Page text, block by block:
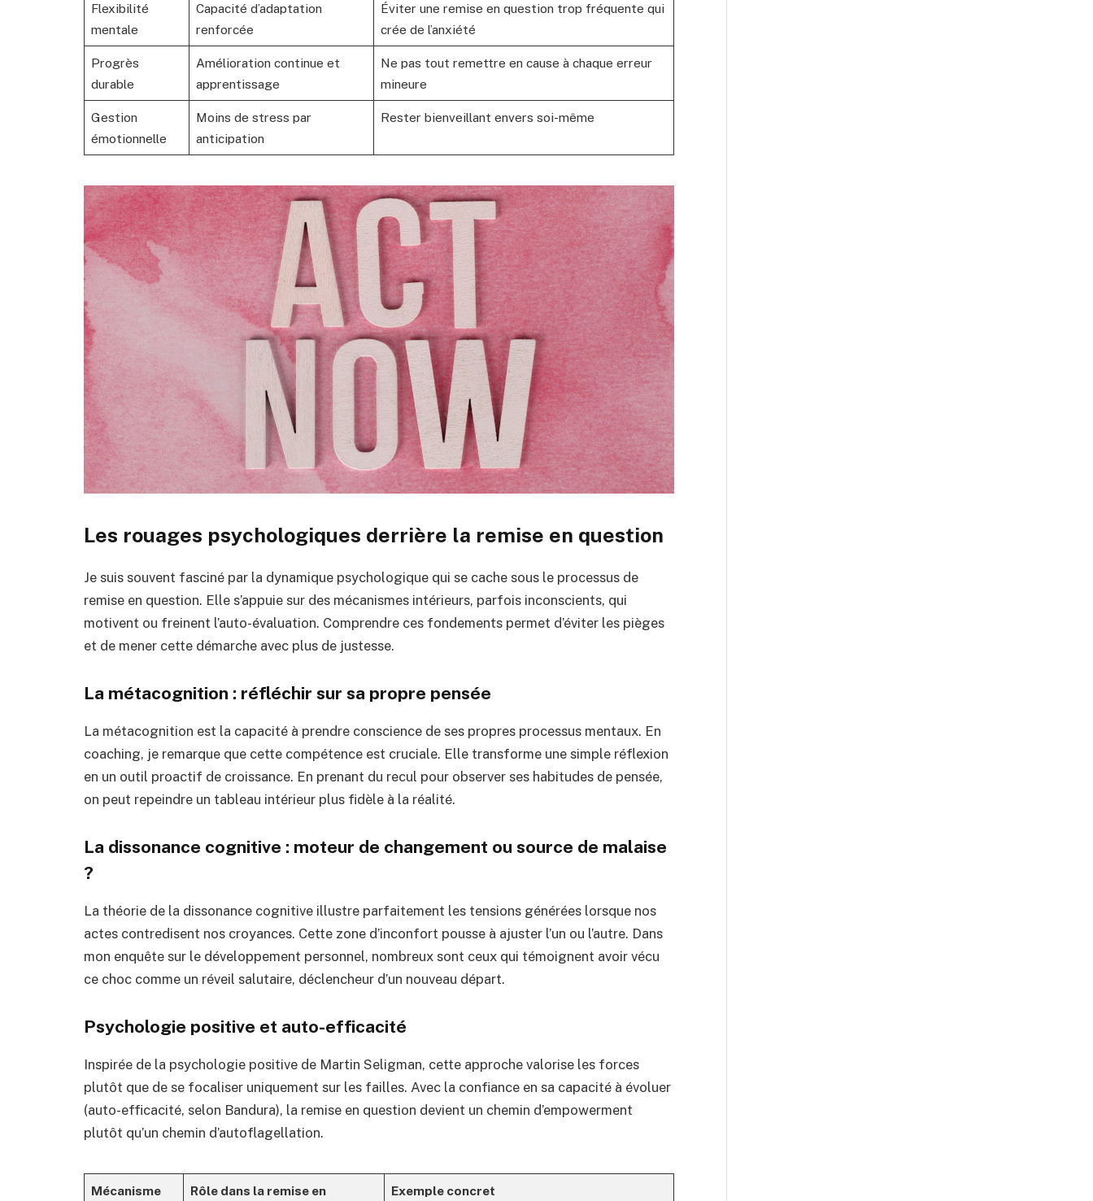
Flexibilité
mentale
Capacité d’adaptation
renforcée
Éviter une remise en question trop fréquente qui
crée de l’anxiété
Progrès
durable
Amélioration continue et
apprentissage
Ne pas tout remettre en cause à chaque erreur
mineure
Gestion
émotionnelle
Moins de stress par
anticipation
Rester bienveillant envers soi-même
Les rouages psychologiques derrière la remise en question
Je suis souvent fasciné par la dynamique psychologique qui se cache sous le processus de
remise en question. Elle s’appuie sur des mécanismes intérieurs, parfois inconscients, qui
motivent ou freinent l’auto-évaluation. Comprendre ces fondements permet d’éviter les pièges
et de mener cette démarche avec plus de justesse.
La métacognition : réfléchir sur sa propre pensée
La métacognition est la capacité à prendre conscience de ses propres processus mentaux. En
coaching, je remarque que cette compétence est cruciale. Elle transforme une simple réflexion
en un outil proactif de croissance. En prenant du recul pour observer ses habitudes de pensée,
on peut repeindre un tableau intérieur plus fidèle à la réalité.
La dissonance cognitive : moteur de changement ou source de malaise
?
La théorie de la dissonance cognitive illustre parfaitement les tensions générées lorsque nos
actes contredisent nos croyances. Cette zone d’inconfort pousse à ajuster l’un ou l’autre. Dans
mon enquête sur le développement personnel, nombreux sont ceux qui témoignent avoir vécu
ce choc comme un réveil salutaire, déclencheur d’un nouveau départ.
Psychologie positive et auto-efficacité
Inspirée de la psychologie positive de Martin Seligman, cette approche valorise les forces
plutôt que de se focaliser uniquement sur les failles. Avec la confiance en sa capacité à évoluer
(auto-efficacité, selon Bandura), la remise en question devient un chemin d’empowerment
plutôt qu’un chemin d’autoflagellation.
Mécanisme Rôle dans la remise en Exemple concret